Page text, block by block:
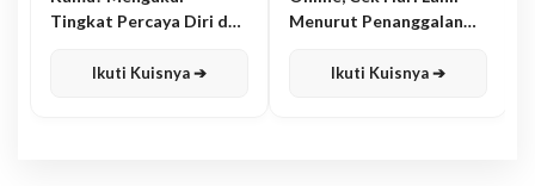
Tingkat Percaya Diri dan
Ikuti Kuisnya ➔
Menurut Penanggalan
Ikuti Kuisnya ➔